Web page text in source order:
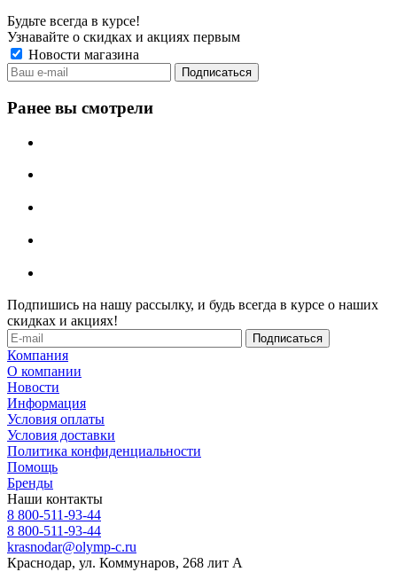
Будьте всегда в курсе!
Узнавайте о скидках и акциях первым
Новости магазина
Ранее вы смотрели
Подпишись на нашу рассылку, и будь всегда в курсе о наших
скидках и акциях!
Компания
О компании
Новости
Информация
Условия оплаты
Условия доставки
Политика конфиденциальности
Помощь
Бренды
Наши контакты
8 800-511-93-44
8 800-511-93-44
krasnodar@olymp-c.ru
Краснодар, ул. Коммунаров, 268 лит А